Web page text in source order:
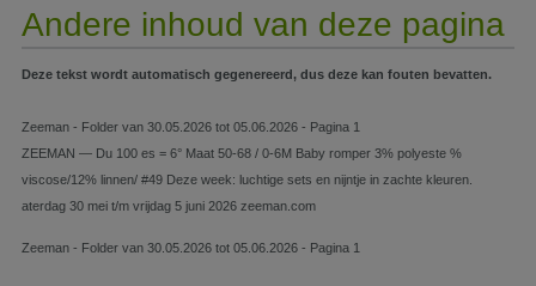
Andere inhoud van deze pagina
Deze tekst wordt automatisch gegenereerd, dus deze kan fouten bevatten.
Zeeman - Folder van 30.05.2026 tot 05.06.2026 - Pagina 1
ZEEMAN — Du 100 es = 6° Maat 50-68 / 0-6M Baby romper 3% polyeste %
viscose/12% linnen/ #49 Deze week: luchtige sets en nijntje in zachte kleuren.
aterdag 30 mei t/m vrijdag 5 juni 2026 zeeman.com
Zeeman - Folder van 30.05.2026 tot 05.06.2026 - Pagina 1